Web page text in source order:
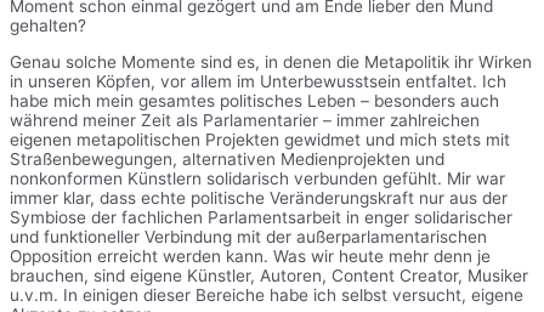
Moment schon einmal gezögert und am Ende lieber den Mund
gehalten?
Genau solche Momente sind es, in denen die Metapolitik ihr Wirken
in unseren Köpfen, vor allem im Unterbewusstsein entfaltet. Ich
habe mich mein gesamtes politisches Leben – besonders auch
während meiner Zeit als Parlamentarier – immer zahlreichen
eigenen metapolitischen Projekten gewidmet und mich stets mit
Straßenbewegungen, alternativen Medienprojekten und
nonkonformen Künstlern solidarisch verbunden gefühlt. Mir war
immer klar, dass echte politische Veränderungskraft nur aus der
Symbiose der fachlichen Parlamentsarbeit in enger solidarischer
und funktioneller Verbindung mit der außerparlamentarischen
Opposition erreicht werden kann. Was wir heute mehr denn je
brauchen, sind eigene Künstler, Autoren, Content Creator, Musiker
u.v.m. In einigen dieser Bereiche habe ich selbst versucht, eigene